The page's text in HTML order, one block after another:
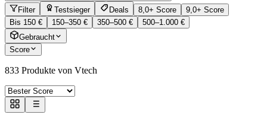
Filter
Testsieger Deals 8,0+ Score
9,0+ Score
Bis 150 €
150–350 € 350–500 €
500–1.000 €
Gebraucht
Score
833 Produkte von Vtech